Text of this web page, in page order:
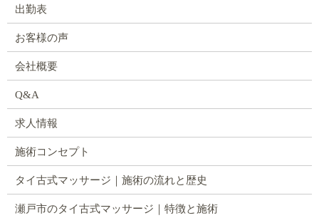
出勤表
お客様の声
会社概要
Q&A
求人情報
施術コンセプト
タイ古式マッサージ｜施術の流れと歴史
瀬戸市のタイ古式マッサージ｜特徴と施術